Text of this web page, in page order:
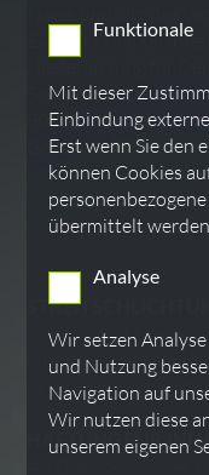
Funktionale
Mit dieser
Einbindung
Erst wenn Sie den
können Cookies
übermittelt werden.
Analyse
Wir setzen
und Nutzung
Navigation auf
Wir nutzen diese
unserem eigenen
Exali.de / Markel
Sophienstr. 26
80333 München
Geltungsraum der
Media und
Wir sind nicht bereit
HAFTUNG FÜR